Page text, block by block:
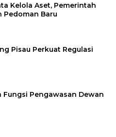
Kelola Aset, Pemerintah
Pedoman Baru
Pisau Perkuat Regulasi
Fungsi Pengawasan Dewan